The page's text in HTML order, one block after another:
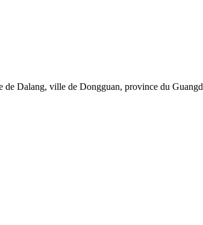
de Dalang, ville de Dongguan, province du